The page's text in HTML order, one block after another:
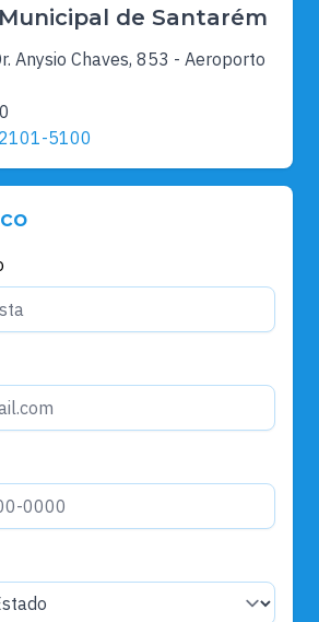
de Santarém
Anysio Chaves, 853 - Aeroporto
5100